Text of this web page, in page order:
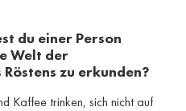
du einer Person
Welt der
zu erkunden?
Kaffee trinken, sich nicht auf